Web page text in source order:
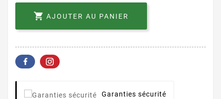
 AJOUTER AU PANIER
Garanties sécurité